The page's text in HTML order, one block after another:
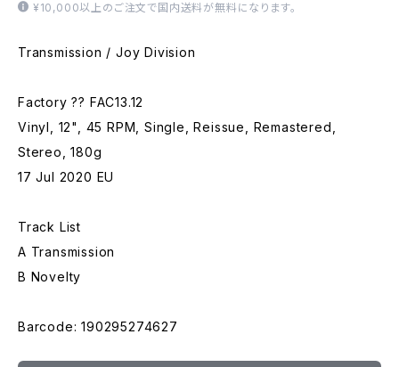
¥10,000以上のご注文で国内送料が無料になります。
Transmission / Joy Division
Factory ?? FAC13.12
Vinyl, 12", 45 RPM, Single, Reissue, Remastered,
Stereo, 180g
17 Jul 2020 EU
Track List
A Transmission
B Novelty
Barcode: 190295274627